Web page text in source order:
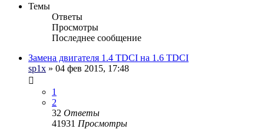
Темы
Ответы
Просмотры
Последнее сообщение
Замена двигателя 1.4 TDCI на 1.6 TDCI
sp1x » 04 фев 2015, 17:48
1
2
32 Ответы
41931 Просмотры